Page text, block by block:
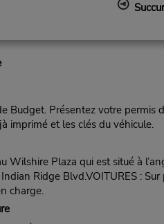
Budget. Présentez votre
imprimé et les clés du véhicule.
Wilshire Plaza qui est situé à
Ridge Blvd.VOITURES : Sur
charge.